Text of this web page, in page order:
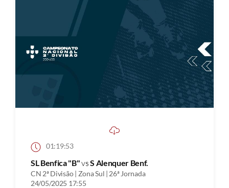
01:19:53
SL Benfica "B"vsS Alenquer Benf.
CN 2ª Divisão | Zona Sul | 26ª Jornada
24/05/2025 17:55